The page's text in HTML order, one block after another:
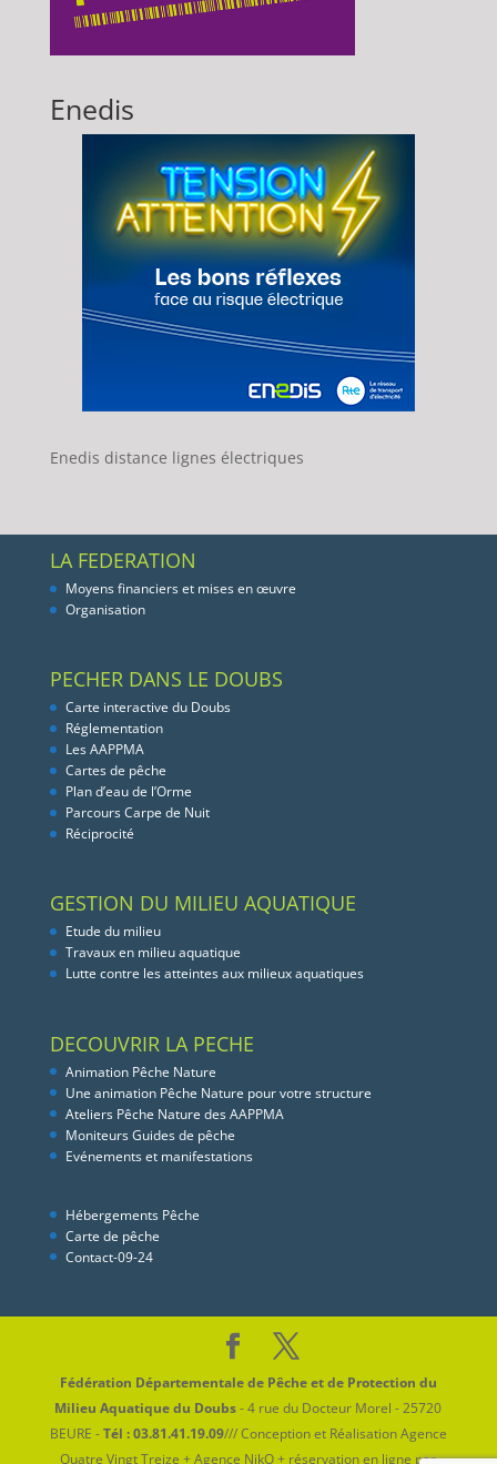
Enedis
Enedis distance lignes électriques
LA FEDERATION
Moyens financiers et mises en œuvre
Organisation
PECHER DANS LE DOUBS
Carte interactive du Doubs
Réglementation
Les AAPPMA
Cartes de pêche
Plan d’eau de l’Orme
Parcours Carpe de Nuit
Réciprocité
GESTION DU MILIEU AQUATIQUE
Etude du milieu
Travaux en milieu aquatique
Lutte contre les atteintes aux milieux aquatiques
DECOUVRIR LA PECHE
Animation Pêche Nature
Une animation Pêche Nature pour votre structure
Ateliers Pêche Nature des AAPPMA
Moniteurs Guides de pêche
Evénements et manifestations
Hébergements Pêche
Carte de pêche
Contact-09-24
Fédération Départementale de Pêche et de Protection du
Milieu Aquatique du Doubs- 4 rue du Docteur Morel - 25720
BEURE -Tél : 03.81.41.19.09/// Conception et Réalisation Agence
Quatre Vingt Treize + Agence NikO + réservation en ligne par